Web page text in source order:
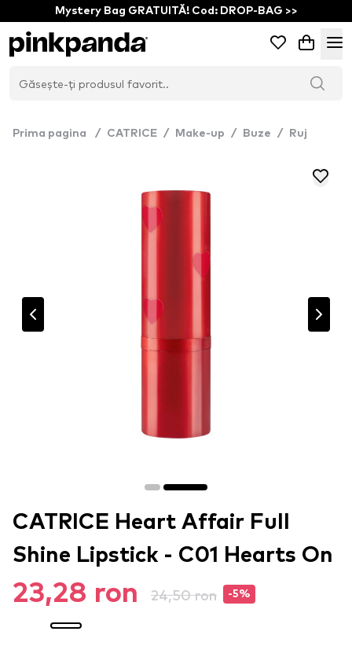
Mystery Bag GRATUITĂ! Cod: DROP-BAG >>
Prima pagina / CATRICE / Make-up / Buze / Ruj
CATRICE Heart Affair Full
Shine Lipstick - C01 Hearts On
23,28 ron 24,50 ron -5%